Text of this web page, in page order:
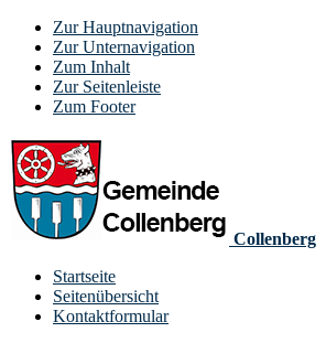
Zur Hauptnavigation
Zur Unternavigation
Zum Inhalt
Zur Seitenleiste
Zum Footer
Collenberg
Startseite
Seitenübersicht
Kontaktformular